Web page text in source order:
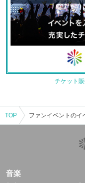
チケット
TOP
音楽